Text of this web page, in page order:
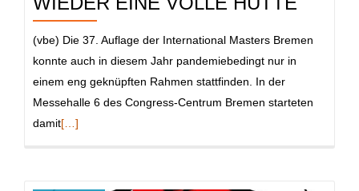
(vbe) Die 37. Auflage der International Masters Bremen
konnte auch in diesem Jahr pandemiebedingt nur in
einem eng geknüpften Rahmen stattfinden. In der
Messehalle 6 des Congress-Centrum Bremen starteten
damitRead
[…]